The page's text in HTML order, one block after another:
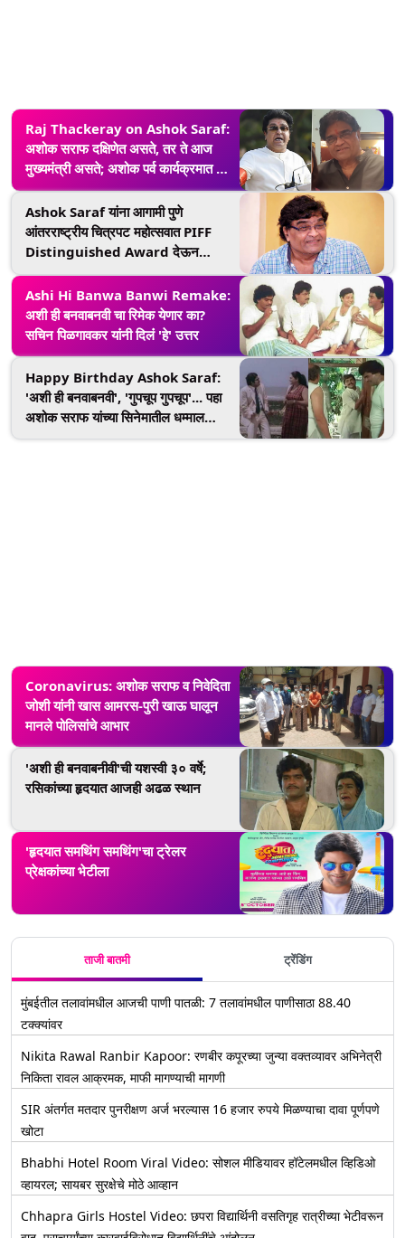
Raj Thackeray on Ashok Saraf:
अशोक सराफ दक्षिणेत असते, तर ते आज
मुख्यमंत्री असते; अशोक पर्व कार्यक्रमात राज
ठाकरे यांचे वक्तव्य
Ashok Saraf यांना आगामी पुणे
आंतरराष्ट्रीय चित्रपट महोत्सवात PIFF
Distinguished Award देऊन
Ashi Hi Banwa Banwi Remake:
अशी ही बनवाबनवी चा रिमेक येणार का?
सचिन पिळगावकर यांंनी दिलंं 'हे' उत्तर
Happy Birthday Ashok Saraf:
'अशी ही बनवाबनवी', 'गुपचूप गुपचूप'... पहा
अशोक सराफ यांच्या सिनेमातील धम्माल
विनोदी सीन्स (Watch Video)
Coronavirus: अशोक सराफ व निवेदिता
जोशी यांनी खास आमरस-पुरी खाऊ घालून
मानले पोलिसांचे आभार
'अशी ही बनवाबनीवी'ची यशस्वी ३० वर्षे;
रसिकांच्या हृदयात आजही अढळ स्थान
'हृदयात समथिंग समथिंग'चा ट्रेलर
प्रेक्षकांच्या भेटीला
ताजी बातमी ट्रेंडिंग
मुंबईतील तलावांमधील आजची पाणी पातळी: 7 तलावांमधील पाणीसाठा 88.40
टक्क्यांवर
Nikita Rawal Ranbir Kapoor: रणबीर कपूरच्या जुन्या वक्तव्यावर अभिनेत्री
निकिता रावल आक्रमक, माफी मागण्याची मागणी
SIR अंतर्गत मतदार पुनरीक्षण अर्ज भरल्यास 16 हजार रुपये मिळण्याचा दावा पूर्णपणे
खोटा
Bhabhi Hotel Room Viral Video: सोशल मीडियावर हॉटेलमधील व्हिडिओ
व्हायरल; सायबर सुरक्षेचे मोठे आव्हान
Chhapra Girls Hostel Video: छपरा विद्यार्थिनी वसतिगृह रात्रीच्या भेटीवरून